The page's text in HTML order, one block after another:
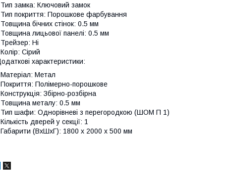
замка: Ключовий замок
покриття: Порошкове фарбування
бічних стінок: 0.5 мм
лицьової панелі: 0.5 мм
Ні
Сірий
характеристики:
Метал
Полімерно-порошкове
Збірно-розбірна
металу: 0.5 мм
шафи: Однорівневі з перегородкою (ШОМ П 1)
дверей у секції: 1
(ВхШхГ): 1800 х 2000 х 500 мм